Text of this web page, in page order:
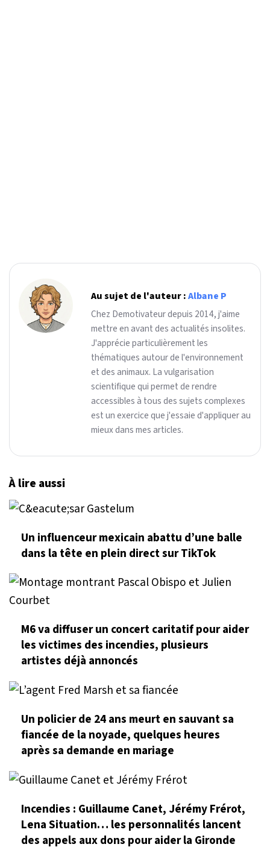
Au sujet de l'auteur :Albane P
Chez Demotivateur depuis 2014, j'aime
mettre en avant des actualités insolites.
J'apprécie particulièrement les
thématiques autour de l'environnement
et des animaux. La vulgarisation
scientifique qui permet de rendre
accessibles à tous des sujets complexes
est un exercice que j'essaie d'appliquer au
mieux dans mes articles.
À lire aussi
Un influenceur mexicain abattu d’une balle
dans la tête en plein direct sur TikTok
M6 va diffuser un concert caritatif pour aider
les victimes des incendies, plusieurs
artistes déjà annoncés
Un policier de 24 ans meurt en sauvant sa
fiancée de la noyade, quelques heures
après sa demande en mariage
Incendies : Guillaume Canet, Jérémy Frérot,
Lena Situation… les personnalités lancent
des appels aux dons pour aider la Gironde